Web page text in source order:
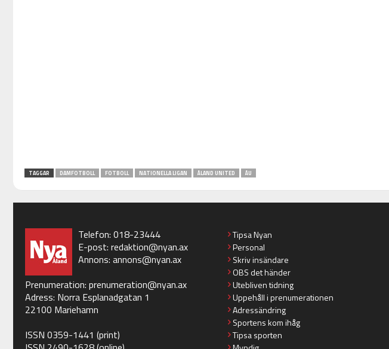
TAGGAR DAMFOTBOLL FOTBOLL NATIONELLA LIGAN ÅLAND UNITED ÅU
Telefon: 018-23444
E-post: redaktion@nyan.ax
Annons: annons@nyan.ax
Prenumeration: prenumeration@nyan.ax
Adress: Norra Esplanadgatan 1
22100 Mariehamn
ISSN 0359-1441 (print)
Tipsa Nyan
Personal
Skriv insändare
OBS det händer
Utebliven tidning
Uppehåll i prenumerationen
Adressändring
Sportens kom ihåg
Tipsa sporten